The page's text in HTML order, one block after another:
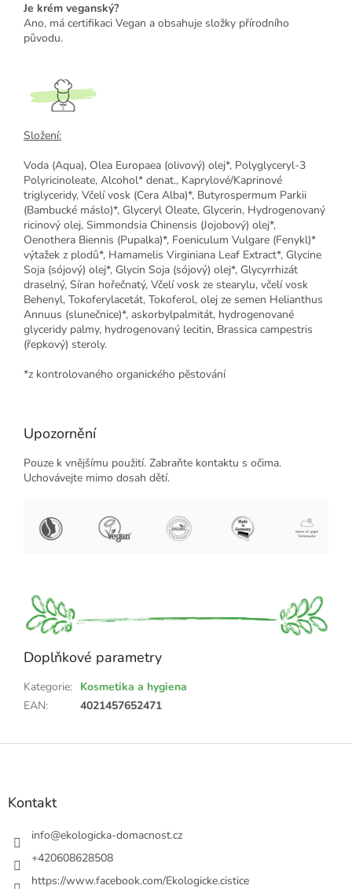
Je krém veganský?
Ano, má certifikaci Vegan a obsahuje složky přírodního
původu.
Složení:
Voda (Aqua), Olea Europaea (olivový) olej*, Polyglyceryl-3
Polyricinoleate, Alcohol* denat., Kaprylové/Kaprinové
triglyceridy, Včelí vosk (Cera Alba)*, Butyrospermum Parkii
(Bambucké máslo)*, Glyceryl Oleate, Glycerin, Hydrogenovaný
ricinový olej, Simmondsia Chinensis (Jojobový) olej*,
Oenothera Biennis (Pupalka)*, Foeniculum Vulgare (Fenykl)*
výtažek z plodů*, Hamamelis Virginiana Leaf Extract*, Glycine
Soja (sójový) olej*, Glycin Soja (sójový) olej*, Glycyrrhizát
draselný, Síran hořečnatý, Včelí vosk ze stearylu, včelí vosk
Behenyl, Tokoferylacetát, Tokoferol, olej ze semen Helianthus
Annuus (slunečnice)*, askorbylpalmitát, hydrogenované
glyceridy palmy, hydrogenovaný lecitin, Brassica campestris
(řepkový) steroly.
*z kontrolovaného organického pěstování
Upozornění
Pouze k vnějšímu použití. Zabraňte kontaktu s očima.
Uchovávejte mimo dosah dětí.
Doplňkové parametry
Kategorie: Kosmetika a hygiena
EAN: 4021457652471
Z
Kontakt
info@ekologicka-domacnost.cz
+420608628508
https://www.facebook.com/Ekologicke.cistice